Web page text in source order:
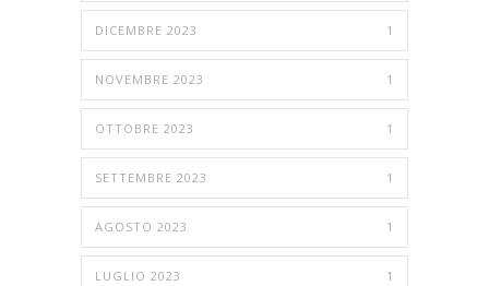
DICEMBRE 2023 1
NOVEMBRE 2023 1
OTTOBRE 2023 1
SETTEMBRE 2023 1
AGOSTO 2023 1
LUGLIO 2023 1